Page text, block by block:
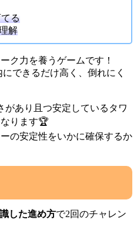
る
解
ク力を養うゲームです！
できるだけ高く、倒れにく
があり且つ安定しているタワ
ります🏆️
の安定性をいかに確保するか
した進め方で2回のチャレン